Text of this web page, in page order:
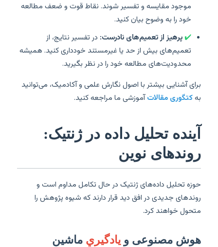
موجود مقایسه و تفسیر شوند. نقاط قوت و ضعف مطالعه
خود را به وضوح بیان کنید.
✔️پرهیز از تعمیم‌های نادرست: در تفسیر نتایج، از
تعمیم‌های بیش از حد یا غیرمستند خودداری کنید. همیشه
محدودیت‌های مطالعه خود را در نظر بگیرید.
برای آشنایی بیشتر با اصول نگارش علمی و آکادمیک، می‌توانید
بهکتگوری مقالاتآموزشی ما مراجعه کنید.
آینده تحلیل داده در ژنتیک:
روندهای نوین
حوزه تحلیل داده‌های ژنتیک در حال تکامل مداوم است و
روندهای جدیدی در افق دید قرار دارند که شیوه پژوهش را
متحول خواهند کرد.
هوش مصنوعی و یادگیري ماشین